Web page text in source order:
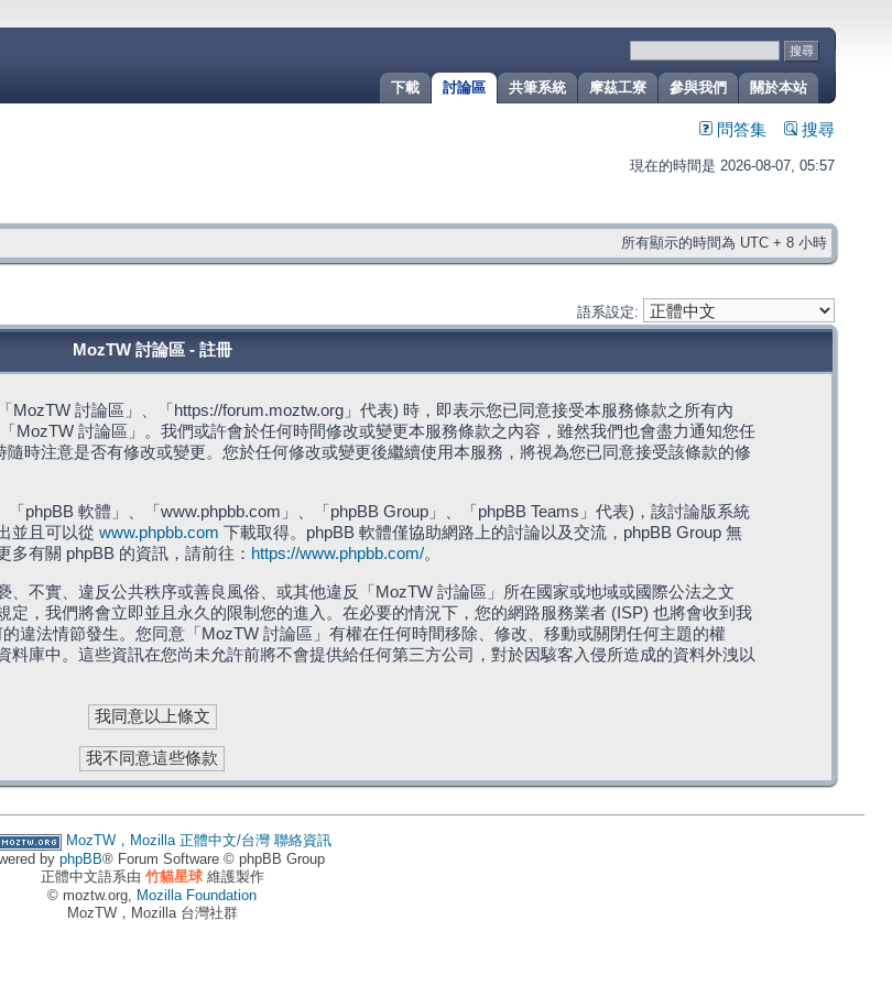
關於本站
參與我們
摩茲工寮
共筆系統
討論區
下載
問答集 搜尋
現在的時間是 2026-08-07, 05:57
所有顯示的時間為 UTC + 8 小時
語系設定:
MozTW 討論區 - 註冊
討論區」、「https://forum.moztw.org」代表) 時，即表示您已同意接受本服務條款之所有內
MozTW 討論區」。我們或許會於任何時間修改或變更本服務條款之內容，雖然我們也會盡力通知您任
時注意是否有修改或變更。您於任何修改或變更後繼續使用本服務，將視為您已同意接受該條款的修
phpBB 軟體」、「www.phpbb.com」、「phpBB Group」、「phpBB Teams」代表)，該討論版系統
並且可以從 www.phpbb.com 下載取得。phpBB 軟體僅協助網路上的討論以及交流，phpBB Group 無
有關 phpBB 的資訊，請前往： https://www.phpbb.com/。
不實、違反公共秩序或善良風俗、或其他違反「MozTW 討論區」所在國家或地域或國際公法之文
，我們將會立即並且永久的限制您的進入。在必要的情況下，您的網路服務業者 (ISP) 也將會收到我
違法情節發生。您同意「MozTW 討論區」有權在任何時間移除、修改、移動或關閉任何主題的權
庫中。這些資訊在您尚未允許前將不會提供給任何第三方公司，對於因駭客入侵所造成的資料外洩以
MozTW，Mozilla 正體中文/台灣 聯絡資訊
by phpBB® Forum Software © phpBB Group
正體中文語系由 竹貓星球維護製作
© moztw.org, Mozilla Foundation
MozTW，Mozilla 台灣社群